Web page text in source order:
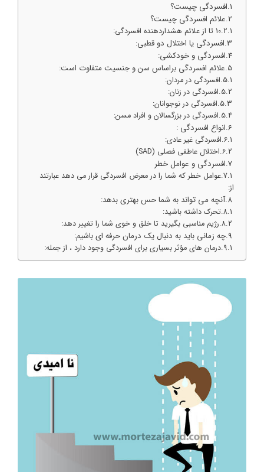
افسردگی چیست؟
علائم افسردگی چیست؟
10 تا از علائم هشداردهنده افسردگی:
افسردگی یا اختلال دو قطبی:
افسردگی و خودکشی:
علائم افسردگی براساس سن و جنسیت متفاوت است:
افسردگی در مردان:
افسردگی در زنان:
افسردگی در نوجوانان:
افسردگی در بزرگسالان و افراد مسن:
انواع افسردگی :
افسردگی غیر عادی:
اختلال عاطفی فصلی (SAD)
افسردگی و عوامل خطر
عوامل خطر که شما را در معرض افسردگی قرار می دهد عبارتند
از:
آنچه می تواند به شما حس بهتری بدهد:
تحرک داشته باشید:
رژیم مناسبی بگیرید تا خلق و خوی شما را تغییر دهد:
چه زمانی باید به دنبال یک درمان حرفه ای باشیم:
درمان های مؤثر بسیاری برای افسردگی وجود دارد ، از جمله: